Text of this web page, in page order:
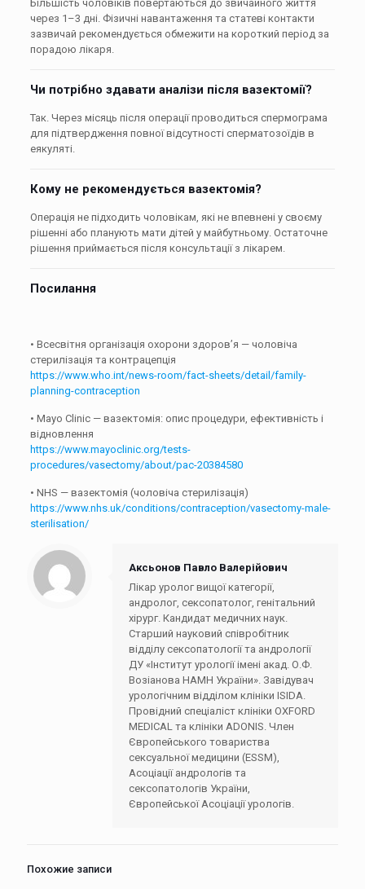
Більшість чоловіків повертаються до звичайного життя
через 1–3 дні. Фізичні навантаження та статеві контакти
зазвичай рекомендується обмежити на короткий період за
порадою лікаря.
Чи потрібно здавати аналізи після вазектомії?
Так. Через місяць після операції проводиться спермограма
для підтвердження повної відсутності сперматозоїдів в
еякуляті.
Кому не рекомендується вазектомія?
Операція не підходить чоловікам, які не впевнені у своєму
рішенні або планують мати дітей у майбутньому. Остаточне
рішення приймається після консультації з лікарем.
Посилання
• Всесвітня організація охорони здоров’я — чоловіча
стерилізація та контрацепція
https://www.who.int/news-room/fact-sheets/detail/family-
planning-contraception
• Mayo Clinic — вазектомія: опис процедури, ефективність і
відновлення
https://www.mayoclinic.org/tests-
procedures/vasectomy/about/pac-20384580
• NHS — вазектомія (чоловіча стерилізація)
https://www.nhs.uk/conditions/contraception/vasectomy-male-
sterilisation/
Аксьонов Павло Валерійович
Лікар уролог вищої категорії,
андролог, сексопатолог, генітальний
хірург. Кандидат медичних наук.
Старший науковий співробітник
відділу сексопатології та андрології
ДУ «Інститут урології імені акад. О.Ф.
Возіанова НАМН України». Завідувач
урологічним відділом клініки ISIDA.
Провідний спеціаліст клініки OXFORD
MEDICAL та клініки ADONIS. Член
Європейського товариства
сексуальної медицини (ESSM),
Асоціації андрологів та
сексопатологів України,
Європейської Асоціації урологів.
Похожие записи